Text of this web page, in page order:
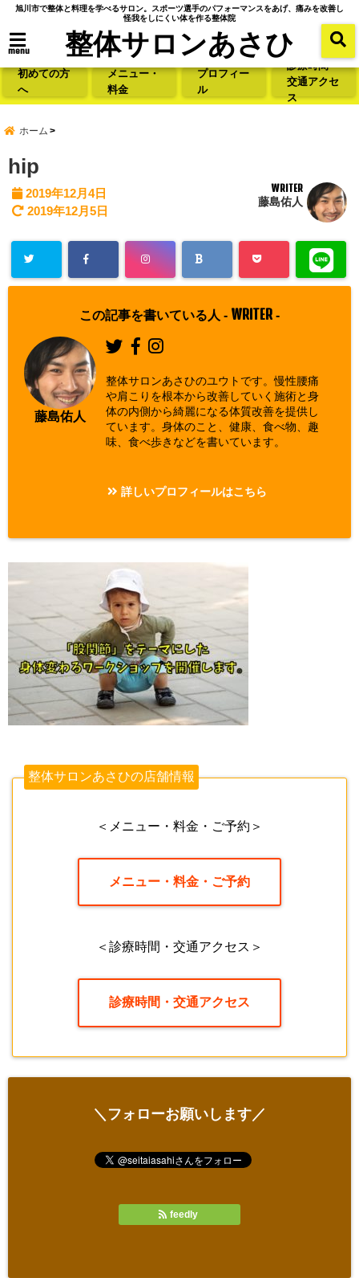
旭川市で整体と料理を学べるサロン。スポーツ選手のパフォーマンスをあげ、痛みを改善し
怪我をしにくい体を作る整体院
menu 整体サロンあさひ
初めての方
へ
メニュー・
料金
プロフィー
ル
診療時間・
交通アクセ
ス
ホーム
hip
2019年12月4日
2019年12月5日
WRITER
藤島佑人
この記事を書いている人 - WRITER -
藤島佑人
整体サロンあさひのユウトです。慢性腰痛
や肩こりを根本から改善していく施術と身
体の内側から綺麗になる体質改善を提供し
ています。身体のこと、健康、食べ物、趣
味、食べ歩きなどを書いています。
詳しいプロフィールはこちら
整体サロンあさひの店舗情報
＜メニュー・料金・ご予約＞
メニュー・料金・ご予約
＜診療時間・交通アクセス＞
診療時間・交通アクセス
＼フォローお願いします／
feedly